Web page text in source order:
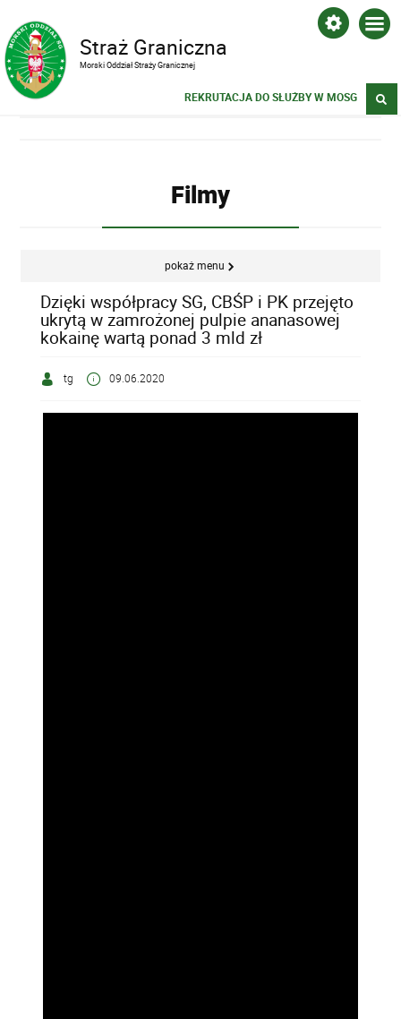
Straż Graniczna
Morski Oddział Straży Granicznej
REKRUTACJA DO SŁUŻBY W MOSG
Filmy
pokaż menu
Dzięki współpracy SG, CBŚP i PK przejęto
ukrytą w zamrożonej pulpie ananasowej
kokainę wartą ponad 3 mld zł
tg 09.06.2020